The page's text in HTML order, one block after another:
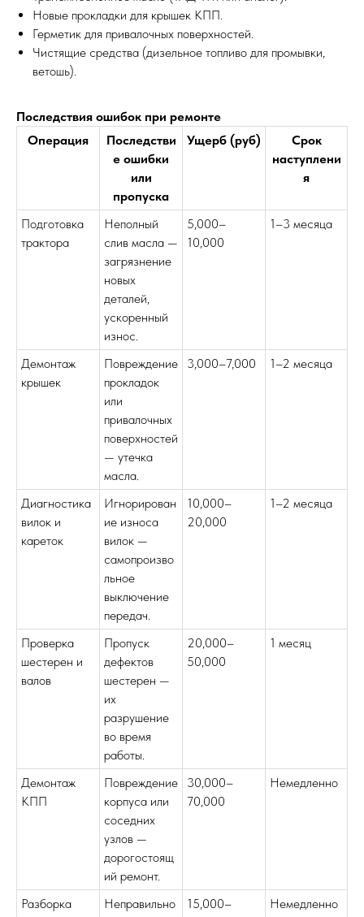
Новые прокладки для крышек КПП.
Герметик для привалочных поверхностей.
Чистящие средства (дизельное топливо для промывки,
ветошь).
Последствия ошибок при ремонте
Операция
Последстви
е ошибки
или
пропуска
Ущерб (руб)
Срок
наступлени
я
Подготовка
трактора
Неполный
слив масла —
загрязнение
новых
деталей,
ускоренный
износ.
5,000–
10,000
1–3 месяца
Демонтаж
крышек
Повреждение
прокладок
или
привалочных
поверхностей
— утечка
масла.
3,000–7,000 1–2 месяца
Диагностика
вилок и
кареток
Игнорирован
ие износа
вилок —
самопроизво
льное
выключение
передач.
10,000–
20,000
1–2 месяца
Проверка
шестерен и
валов
Пропуск
дефектов
шестерен —
их
разрушение
во время
работы.
20,000–
50,000
1 месяц
Демонтаж
КПП
Повреждение
корпуса или
соседних
узлов —
дорогостоящ
ий ремонт.
30,000–
70,000
Немедленно
Разборка
Неправильно
15,000–
Немедленно